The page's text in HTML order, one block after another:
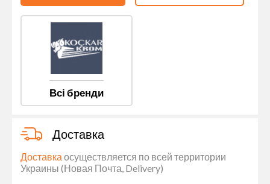
Всі бренди
Доставка
Доставка осуществляется по всей территории
Украины (Новая Почта, Delivery)